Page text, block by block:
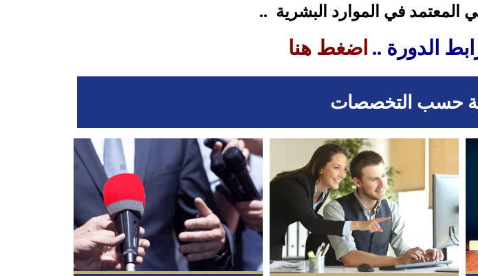
المعتمد في الموارد البشرية ..
الدورة .. اضغط هنا
حسب التخصصات